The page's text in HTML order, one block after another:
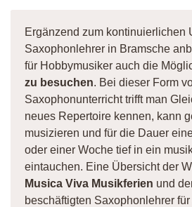
Ergänzend zum kontinuierlichen
Saxophonlehrer in Bramsche
für Hobbymusiker auch die
zu besuchen. Bei dieser Form
Saxophonunterricht trifft man
neues Repertoire kennen, kann
musizieren und für die Dauer
oder einer Woche tief in ein
eintauchen. Eine Übersicht der
Musica Viva Musikferien und
beschäftigten Saxophonlehrer